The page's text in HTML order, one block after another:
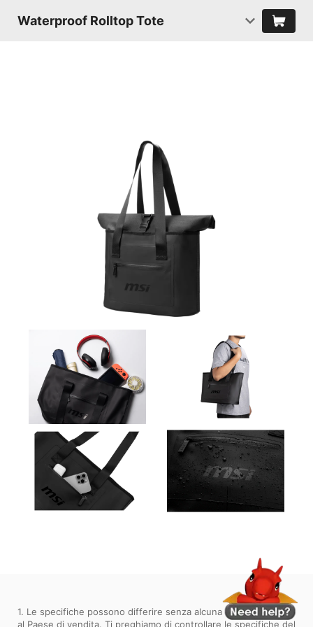
Waterproof Rolltop Tote
1. Le specifiche possono differire senza alcuna notifica in base
al Paese di vendita. Ti preghiamo di controllare le specifiche del